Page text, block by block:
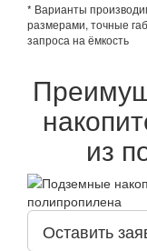
* Варианты
размерами, точные
запроса на ёмкость
из
Оставить